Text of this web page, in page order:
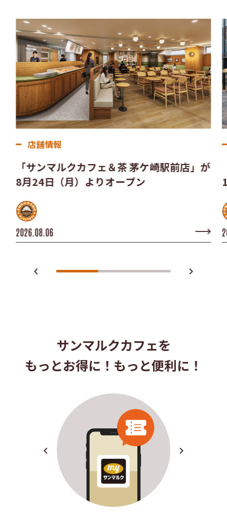
店舗情報
「サンマルクカフェ＆茶 茅ケ崎駅前店」が
8月24日（月）よりオープン
2026.08.06
navigate_before navigate_next
サンマルクカフェを
もっとお得に！もっと便利に！
navigate_before navigate_next